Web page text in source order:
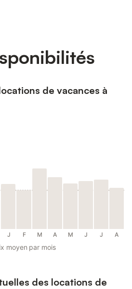
stay. You book without
de vacances à
J F M A M J J A
moyen par mois
des locations de